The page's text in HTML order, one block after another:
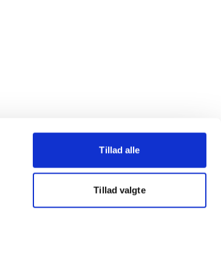
Tillad alle
Tillad valgte